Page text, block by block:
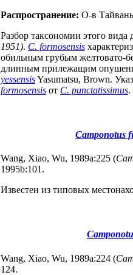
Распространение: О-в
Разбор таксономии этого
1951). C. formosensis
обильным грубым желтовато-
длинным прилежащим
yessensisYasumatsu, Brown.
formosensis от C. punctatissimus.
Camponotus
Wang, Xiao, Wu, 1989a:225 (
1995b:101.
Известен из типовых
Wang, Xiao, Wu, 1989a:224 (
124.